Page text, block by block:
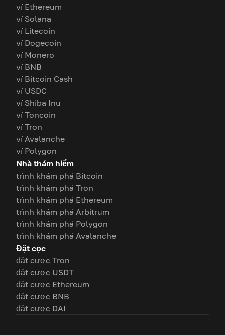
ví Ethereum
ví Solana
ví Litecoin
ví Dogecoin
ví Monero
ví BNB
ví Bitcoin Cash
ví USDC
ví Shiba Inu
ví Toncoin
ví Tron
ví Avalanche
ví Polygon
Nhà thám hiểm
trình khám phá Bitcoin
trình khám phá Tron
trình khám phá Ethereum
trình khám phá Arbitrum
trình khám phá Polygon
trình khám phá Avalanche
Đặt cọc
đặt cược Tron
đặt cược USDT
đặt cược Ethereum
đặt cược BNB
đặt cược DAI